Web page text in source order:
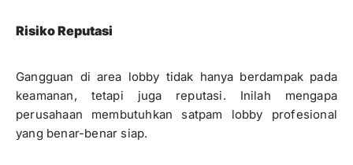
Risiko Reputasi
Gangguan di area lobby tidak hanya berdampak pada
keamanan, tetapi juga reputasi. Inilah mengapa
perusahaan membutuhkan satpam lobby profesional
yang benar-benar siap.